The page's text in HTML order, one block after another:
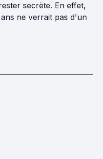
secrète. En effet,
ne verrait pas d'un